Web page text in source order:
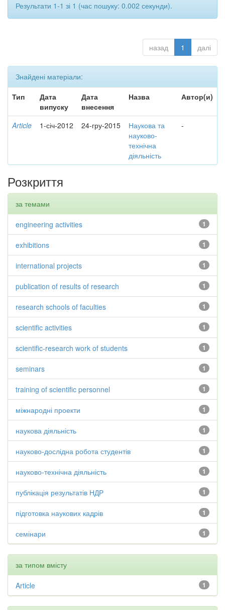
Результати 1-1 зі 1 (час пошуку: 0.002 секунди).
назад 1 далі
Знайдені матеріали:
Тип
Дата
випуску
Дата
внесення
Назва Автор(и)
Article 1-січ-2012 24-гру-2015
Наукова та
науково-
технічна
діяльність
-
Розкриття
за темами
1
engineering activities
1
exhibitions
1
international projects
1
publication of results of research
1
research schools of faculties
1
scientific activities
1
scientific-research work of students
1
seminars
1
training of scientific personnel
1
міжнародні проекти
1
наукова діяльність
1
науково-дослідна робота студентів
1
науково-технічна діяльність
1
публікація результатів НДР
1
підготовка наукових кадрів
1
семінари
за типом вмісту
1
Article